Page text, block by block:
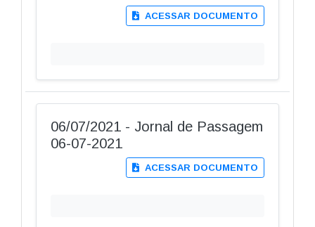
ACESSAR DOCUMENTO
06/07/2021 - Jornal de Passagem
06-07-2021
ACESSAR DOCUMENTO